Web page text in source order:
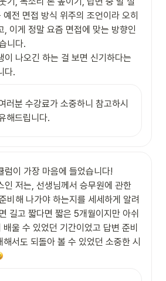
예전 면접 방식 위주의 조언이라 오히
, 이게 정말 요즘 면접에 맞는 방향인
니다.
이 나오긴 하는 걸 보면 신기하다는
다.
러분 수강료가 소중하니 참고하시
해드립니다.
럼이 가장 마음에 들었습니다!
인 저는, 선생님께서 승무원에 관한
비해 나가야 하는지를 세세하게 알려
길고 짧다면 짧은 5개월이지만 아쉬
울 수 있었던 기간이었고 답변 준비
해서도 되돌아 볼 수 있었던 소중한 시